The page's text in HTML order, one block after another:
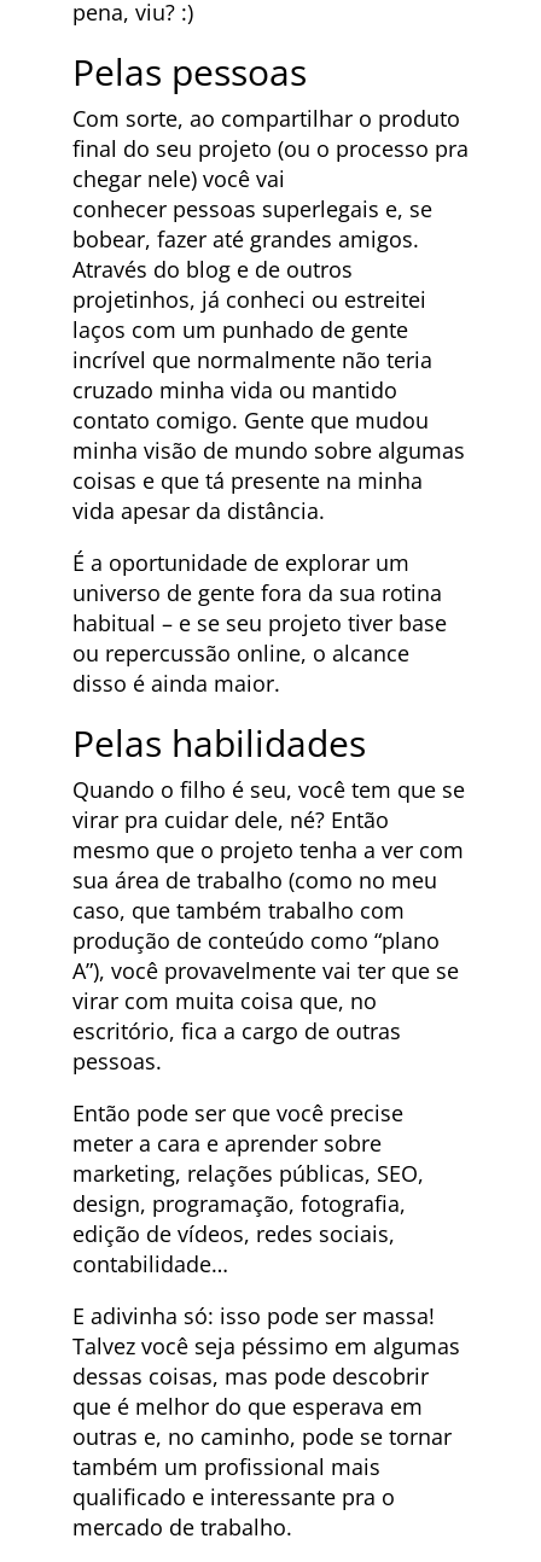
pena, viu? :)
Pelas pessoas
Com sorte, ao compartilhar o produto
final do seu projeto (ou o processo pra
chegar nele) você vai
conhecer pessoas superlegais e, se
bobear, fazer até grandes amigos.
Através do blog e de outros
projetinhos, já conheci ou estreitei
laços com um punhado de gente
incrível que normalmente não teria
cruzado minha vida ou mantido
contato comigo. Gente que mudou
minha visão de mundo sobre algumas
coisas e que tá presente na minha
vida apesar da distância.
É a oportunidade de explorar um
universo de gente fora da sua rotina
habitual – e se seu projeto tiver base
ou repercussão online, o alcance
disso é ainda maior.
Pelas habilidades
Quando o filho é seu, você tem que se
virar pra cuidar dele, né? Então
mesmo que o projeto tenha a ver com
sua área de trabalho (como no meu
caso, que também trabalho com
produção de conteúdo como “plano
A”), você provavelmente vai ter que se
virar com muita coisa que, no
escritório, fica a cargo de outras
pessoas.
Então pode ser que você precise
meter a cara e aprender sobre
marketing, relações públicas, SEO,
design, programação, fotografia,
edição de vídeos, redes sociais,
contabilidade…
E adivinha só: isso pode ser massa!
Talvez você seja péssimo em algumas
dessas coisas, mas pode descobrir
que é melhor do que esperava em
outras e, no caminho, pode se tornar
também um profissional mais
qualificado e interessante pra o
mercado de trabalho.